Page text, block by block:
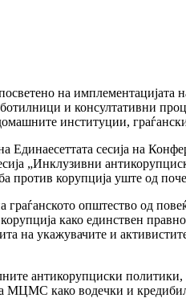
на
и консултативни
институции,
Единаесеттата сесија на
„Инклузивни
против корупција уште од
општество од
како единствен
на укажувачите и
антикорупциски
МЦМС како водечки и